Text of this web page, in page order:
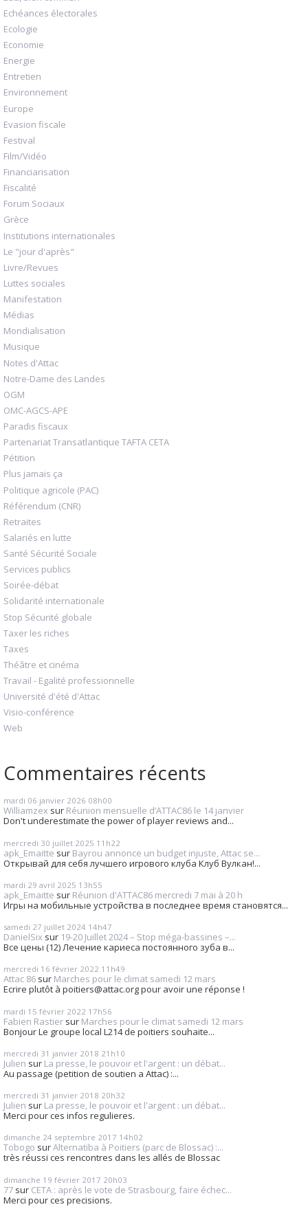
Echéances électorales
Ecologie
Economie
Energie
Entretien
Environnement
Europe
Evasion fiscale
Festival
Film/Vidéo
Financiarisation
Fiscalité
Forum Sociaux
Grèce
Institutions internationales
Le "jour d'après"
Livre/Revues
Luttes sociales
Manifestation
Médias
Mondialisation
Musique
Notes d'Attac
Notre-Dame des Landes
OGM
OMC-AGCS-APE
Paradis fiscaux
Partenariat Transatlantique TAFTA CETA
Pétition
Plus jamais ça
Politique agricole (PAC)
Référendum (CNR)
Retraites
Salariés en lutte
Santé Sécurité Sociale
Services publics
Soirée-débat
Solidarité internationale
Stop Sécurité globale
Taxer les riches
Taxes
Théâtre et cinéma
Travail - Egalité professionnelle
Université d'été d'Attac
Visio-conférence
Web
Commentaires récents
mardi 06 janvier 2026 08h00
Williamzex sur Réunion mensuelle d’ATTAC86 le 14 janvier
Don't underestimate the power of player reviews and...
mercredi 30 juillet 2025 11h22
apk_Emaitte sur Bayrou annonce un budget injuste, Attac se...
Открывай для себя лучшего игрового клуба Клуб Вулкан!...
mardi 29 avril 2025 13h55
apk_Emaitte sur Réunion d'ATTAC86 mercredi 7 mai à 20 h
Игры на мобильные устройства в последнее время становятся...
samedi 27 juillet 2024 14h47
DanielSix sur 19-20 Juillet 2024 – Stop méga-bassines –...
Все цены (12) Лечение кариеса постоянного зуба в...
mercredi 16 février 2022 11h49
Attac 86 sur Marches pour le climat samedi 12 mars
Ecrire plutôt à poitiers@attac.org pour avoir une réponse !
mardi 15 février 2022 17h56
Fabien Rastier sur Marches pour le climat samedi 12 mars
Bonjour Le groupe local L214 de poitiers souhaite...
mercredi 31 janvier 2018 21h10
Julien sur La presse, le pouvoir et l'argent : un débat...
Au passage (petition de soutien a Attac) :...
mercredi 31 janvier 2018 20h32
Julien sur La presse, le pouvoir et l'argent : un débat...
Merci pour ces infos regulieres.
dimanche 24 septembre 2017 14h02
Tobogo surAlternatiba à Poitiers (parc de Blossac) :...
très réussi ces rencontres dans les allés de Blossac
dimanche 19 février 2017 20h03
77 sur CETA : après le vote de Strasbourg, faire échec...
Merci pour ces precisions.